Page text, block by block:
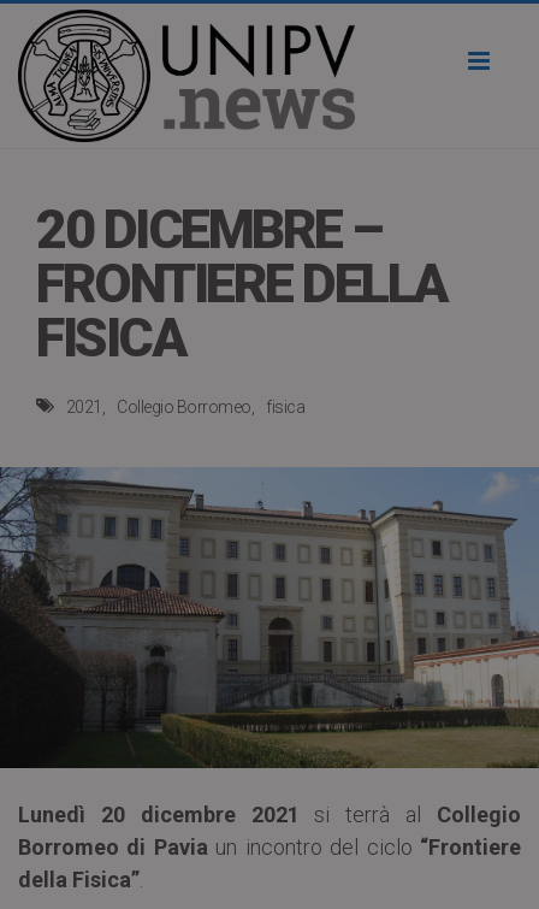
20 DICEMBRE –
FRONTIERE DELLA
FISICA
2021 Collegio Borromeo fisica
Lunedì 20 dicembre 2021 si terrà al Collegio
Borromeo di Pavia un incontro del ciclo “Frontiere
della Fisica”